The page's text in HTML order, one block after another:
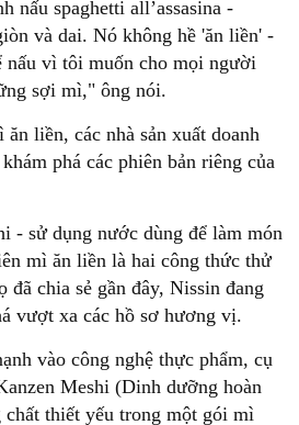
nấu spaghetti all’assasina -
và dai. Nó không hề 'ăn liền' -
nấu vì tôi muốn cho mọi người
sợi mì," ông nói.
liền, các nhà sản xuất doanh
phá các phiên bản riêng của
- sử dụng nước dùng để làm món
mì ăn liền là hai công thức thử
đã chia sẻ gần đây, Nissin đang
vượt xa các hồ sơ hương vị.
vào công nghệ thực phẩm, cụ
Meshi (Dinh dưỡng hoàn
thiết yếu trong một gói mì